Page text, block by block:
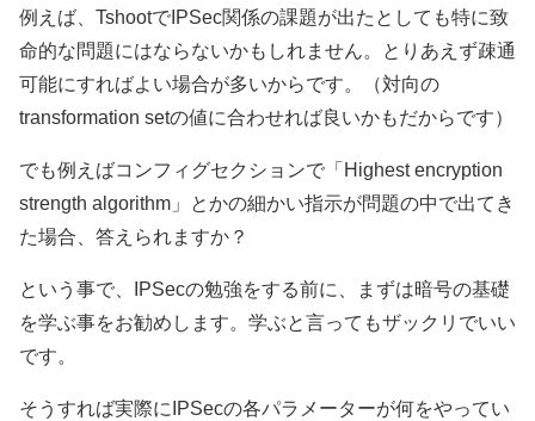
例えば、TshootでIPSec関係の課題が出たとしても特に致
命的な問題にはならないかもしれません。とりあえず疎通
可能にすればよい場合が多いからです。（対向の
transformation setの値に合わせれば良いかもだからです）
でも例えばコンフィグセクションで「Highest encryption
strength algorithm」とかの細かい指示が問題の中で出てき
た場合、答えられますか？
という事で、IPSecの勉強をする前に、まずは暗号の基礎
を学ぶ事をお勧めします。学ぶと言ってもザックリでいい
です。
そうすれば実際にIPSecの各パラメーターが何をやってい